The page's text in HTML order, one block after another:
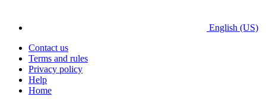
English (US)
Contact us
Terms and rules
Privacy policy
Help
Home